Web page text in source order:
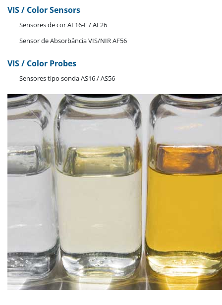
VIS / Color Sensors
Sensores de cor AF16-F / AF26
Sensor de Absorbância VIS/NIR AF56
VIS / Color Probes
Sensores tipo sonda AS16 / AS56